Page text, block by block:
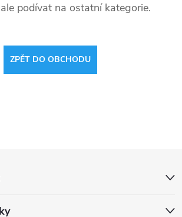
podívat na ostatní kategorie.
ZPĚT DO OBCHODU